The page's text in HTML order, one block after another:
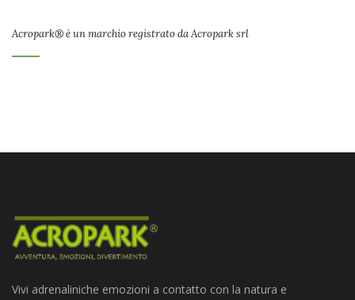
Acropark® è un marchio registrato da Acropark srl
Vivi adrenaliniche emozioni a contatto con la natura e